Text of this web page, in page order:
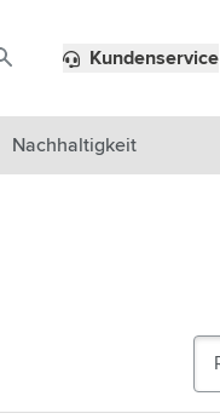
Kundenservice
Nachhaltigkeit